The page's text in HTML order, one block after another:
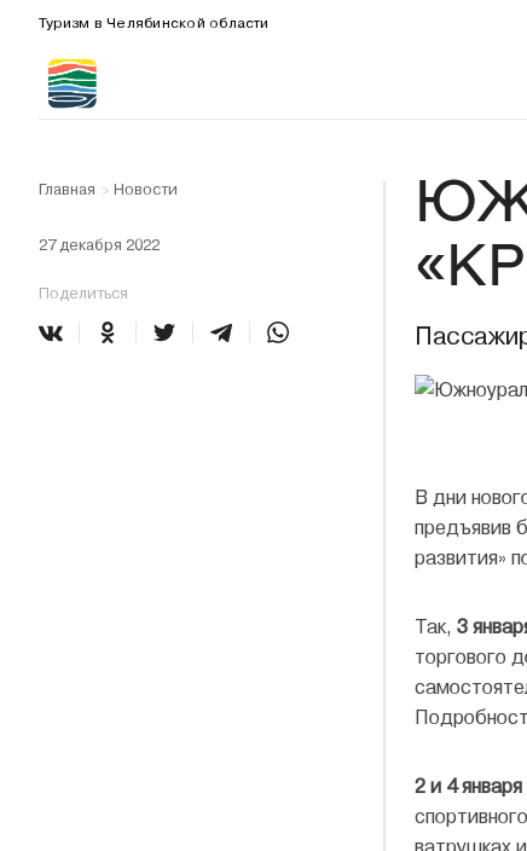
Туризм в Челябинской области
Главная > Новости
27 декабря 2022
Поделиться
В дни
предъявив
развития»
Так, 3
торгового
2 и 4 января